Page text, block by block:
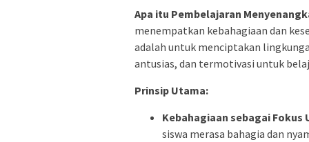
Apa itu Pembelajaran
menempatkan kebahagiaan dan
adalah untuk menciptakan
antusias, dan termotivasi untuk
Prinsip Utama:
Kebahagiaan sebagai Fokus
siswa merasa bahagia dan